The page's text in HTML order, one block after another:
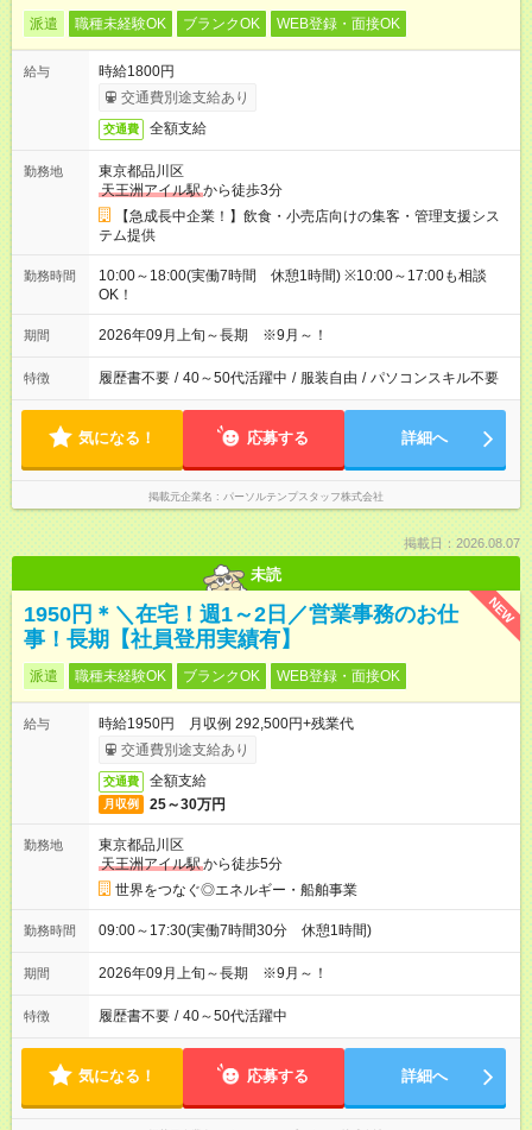
派遣 職種未経験OK ブランクOK WEB登録・面接OK
給与
時給1800円
交通費別途支給あり
交通費 全額支給
勤務地
東京都品川区
天王洲アイル駅から徒歩3分
【急成長中企業！】飲食・小売店向けの集客・管理支援シス
テム提供
勤務時間
10:00～18:00(実働7時間 休憩1時間) ※10:00～17:00も相談
OK！
期間 2026年09月上旬～長期 ※9月～！
特徴 履歴書不要 / 40～50代活躍中 / 服装自由 / パソコンスキル不要
気になる！ 応募する 詳細へ
掲載元企業名 パーソルテンプスタッフ株式会社
掲載日：2026.08.07
未読
NEW
1950円＊＼在宅！週1～2日／営業事務のお仕
事！長期【社員登用実績有】
派遣 職種未経験OK ブランクOK WEB登録・面接OK
給与
時給1950円 月収例 292,500円+残業代
交通費別途支給あり
交通費 全額支給
月収例 25～30万円
勤務地
東京都品川区
天王洲アイル駅から徒歩5分
世界をつなぐ◎エネルギー・船舶事業
勤務時間 09:00～17:30(実働7時間30分 休憩1時間)
期間 2026年09月上旬～長期 ※9月～！
特徴 履歴書不要 / 40～50代活躍中
気になる！ 応募する 詳細へ